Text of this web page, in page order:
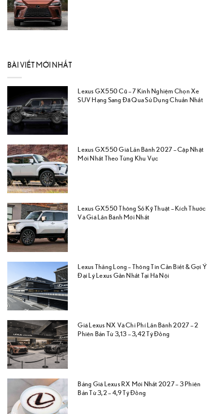
BÀI VIẾT MỚI NHẤT
Lexus GX550 Cũ – 7 Kinh Nghiệm Chọn Xe
SUV Hạng Sang Đã Qua Sử Dụng Chuẩn Nhất
Lexus GX550 Giá Lăn Bánh 2027 – Cập Nhật
Mới Nhất Theo Từng Khu Vực
Lexus GX550 Thông Số Kỹ Thuật – Kích Thước
Và Giá Lăn Bánh Mới Nhất
Lexus Thăng Long – Thông Tin Cần Biết & Gợi Ý
Đại Lý Lexus Gần Nhất Tại Hà Nội
Giá Lexus NX Và Chi Phí Lăn Bánh 2027 – 2
Phiên Bản Từ 3,13 – 3,42 Tỷ Đồng
Bảng Giá Lexus RX Mới Nhất 2027 – 3 Phiên
Bản Từ 3,2 – 4,9 Tỷ Đồng